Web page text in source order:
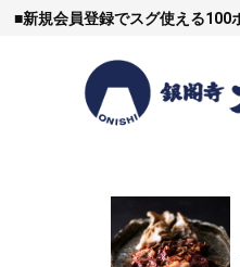
■新規会員登録でスグ使える100